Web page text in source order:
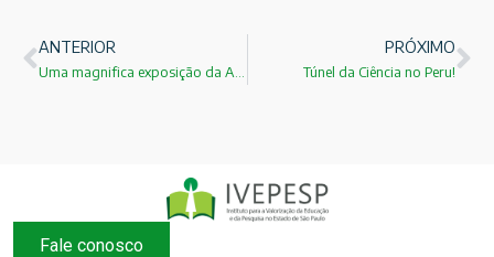
ANTERIOR PRÓXIMO
Túnel da Ciência no Peru!
Fale conosco